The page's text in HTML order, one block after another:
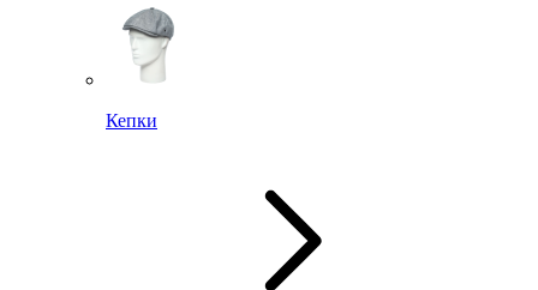
Кепки